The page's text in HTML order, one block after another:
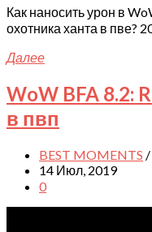
Как наносить урон в
охотника ханта в
Далее
WoW BFA 8.2:
в пвп
BEST MOMENTS /
14 Июл, 2019
0